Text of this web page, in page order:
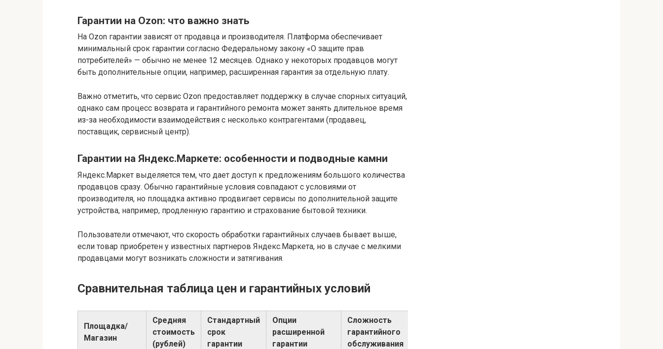
Гарантии на Ozon: что важно знать
На Ozon гарантии зависят от продавца и производителя. Платформа обеспечивает
минимальный срок гарантии согласно Федеральному закону «О защите прав
потребителей» — обычно не менее 12 месяцев. Однако у некоторых продавцов могут
быть дополнительные опции, например, расширенная гарантия за отдельную плату.
Важно отметить, что сервис Ozon предоставляет поддержку в случае спорных ситуаций,
однако сам процесс возврата и гарантийного ремонта может занять длительное время
из-за необходимости взаимодействия с несколько контрагентами (продавец,
поставщик, сервисный центр).
Гарантии на Яндекс.Маркете: особенности и подводные камни
Яндекс.Маркет выделяется тем, что дает доступ к предложениям большого количества
продавцов сразу. Обычно гарантийные условия совпадают с условиями от
производителя, но площадка активно продвигает сервисы по дополнительной защите
устройства, например, продленную гарантию и страхование бытовой техники.
Пользователи отмечают, что скорость обработки гарантийных случаев бывает выше,
если товар приобретен у известных партнеров Яндекс.Маркета, но в случае с мелкими
продавцами могут возникать сложности и затягивания.
Сравнительная таблица цен и гарантийных условий
Площадка/
Магазин
Средняя
стоимость
(рублей)
Стандартный
срок
гарантии
Опции
расширенной
гарантии
Сложность
гарантийного
обслуживания